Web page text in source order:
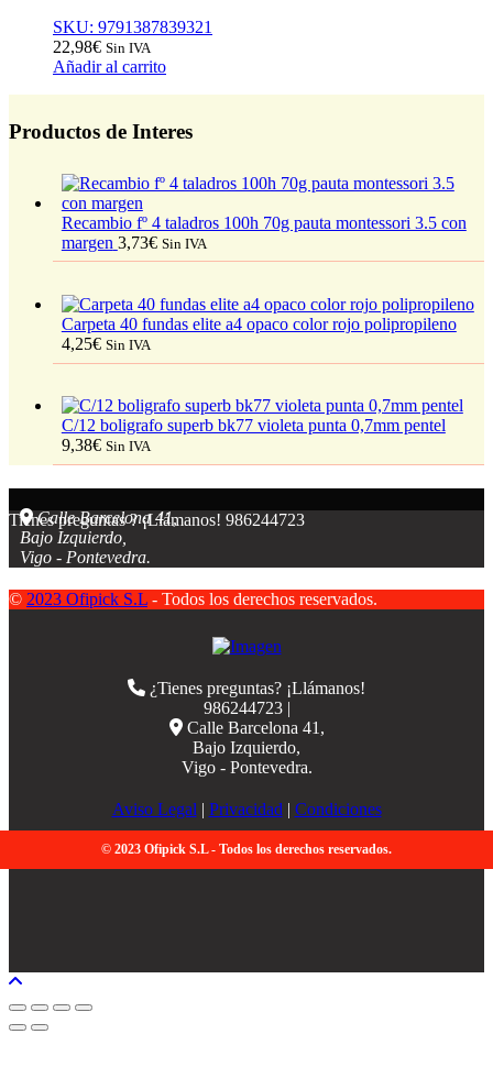
SKU: 9791387839321
22,98€ Sin IVA
Añadir al carrito
Productos de Interes
Recambio fº 4 taladros 100h 70g pauta montessori 3.5 con
margen 3,73€ Sin IVA
Carpeta 40 fundas elite a4 opaco color rojo polipropileno
4,25€ Sin IVA
C/12 boligrafo superb bk77 violeta punta 0,7mm pentel
9,38€ Sin IVA
Tienes preguntas ? ¡Llámanos! 986244723
Calle Barcelona 41,
Bajo Izquierdo,
Vigo - Pontevedra.
© 2023 Ofipick S.L - Todos los derechos reservados.
¿Tienes preguntas? ¡Llámanos!
986244723 |
Calle Barcelona 41,
Bajo Izquierdo,
Vigo - Pontevedra.
Aviso Legal | Privacidad | Condiciones
© 2023 Ofipick S.L - Todos los derechos reservados.